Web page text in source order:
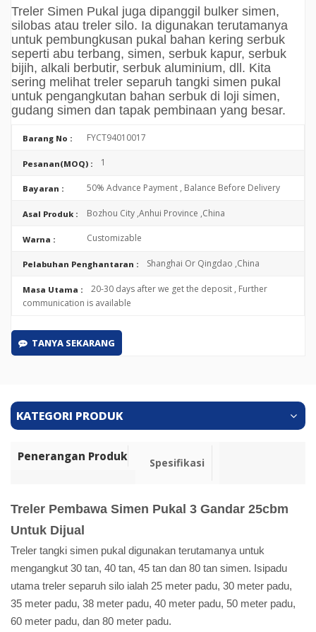
Treler Simen Pukal juga dipanggil bulker simen,
silobas atau treler silo. Ia digunakan terutamanya
untuk pembungkusan pukal bahan kering serbuk
seperti abu terbang, simen, serbuk kapur, serbuk
bijih, alkali berbutir, serbuk aluminium, dll. Kita
sering melihat treler separuh tangki simen pukal
untuk pengangkutan bahan serbuk di loji simen,
gudang simen dan tapak pembinaan yang besar.
Barang No : FYCT94010017
Pesanan(MOQ) : 1
Bayaran : 50% Advance Payment , Balance Before Delivery
Asal Produk : Bozhou City ,Anhui Province ,China
Warna : Customizable
Pelabuhan Penghantaran : Shanghai Or Qingdao ,China
Masa Utama :
20-30 days after we get the deposit , Further
communication is available
TANYA SEKARANG
KATEGORI PRODUK
Penerangan Produk Spesifikasi
Treler Pembawa Simen Pukal 3 Gandar 25cbm
Untuk Dijual
Treler tangki simen pukal digunakan terutamanya untuk
mengangkut 30 tan, 40 tan, 45 tan dan 80 tan simen. Isipadu
utama treler separuh silo ialah 25 meter padu, 30 meter padu,
35 meter padu, 38 meter padu, 40 meter padu, 50 meter padu,
60 meter padu, dan 80 meter padu.